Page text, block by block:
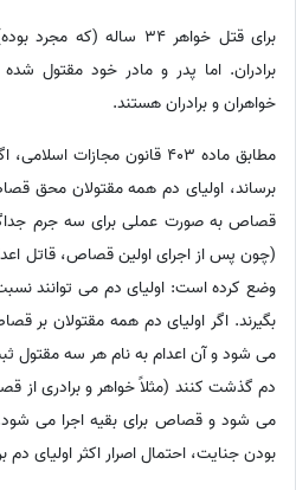
برای قتل خواهر 34 ساله
برادران. اما پدر و مادر خود مقتول شده
خواهران و برادران هستند.
مطابق ماده 403 قانون
برساند، اولیای دم همه مقتولان محق
قصاص به صورت عملی برای سه جرم
(چون پس از اجرای اولین قصاص، قاتل
وضع کرده است: اولیای دم می توانند
بگیرند. اگر اولیای دم همه مقتولان بر
می شود و آن اعدام به نام هر سه مقتول
دم گذشت کنند (مثلاً خواهر و برادری از
می شود و قصاص برای بقیه اجرا می شود.
بودن جنایت، احتمال اصرار اکثر اولیای